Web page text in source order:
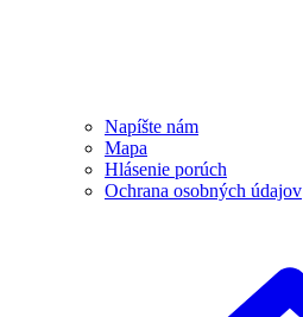
Napíšte nám
Mapa
Hlásenie porúch
Ochrana osobných údajov